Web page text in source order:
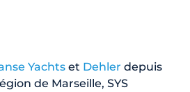
Yachts et Dehler depuis
de Marseille, SYS